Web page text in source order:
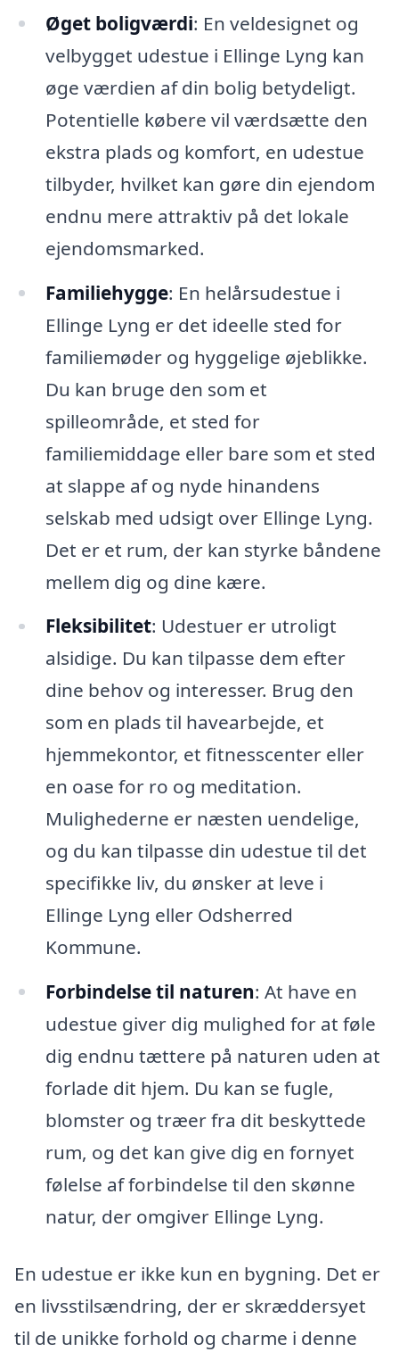
Øget boligværdi: En veldesignet og
velbygget udestue i Ellinge Lyng kan
øge værdien af din bolig betydeligt.
Potentielle købere vil værdsætte den
ekstra plads og komfort, en udestue
tilbyder, hvilket kan gøre din ejendom
endnu mere attraktiv på det lokale
ejendomsmarked.
Familiehygge: En helårsudestue i
Ellinge Lyng er det ideelle sted for
familiemøder og hyggelige øjeblikke.
Du kan bruge den som et
spilleområde, et sted for
familiemiddage eller bare som et sted
at slappe af og nyde hinandens
selskab med udsigt over Ellinge Lyng.
Det er et rum, der kan styrke båndene
mellem dig og dine kære.
Fleksibilitet: Udestuer er utroligt
alsidige. Du kan tilpasse dem efter
dine behov og interesser. Brug den
som en plads til havearbejde, et
hjemmekontor, et fitnesscenter eller
en oase for ro og meditation.
Mulighederne er næsten uendelige,
og du kan tilpasse din udestue til det
specifikke liv, du ønsker at leve i
Ellinge Lyng eller Odsherred
Kommune.
Forbindelse til naturen: At have en
udestue giver dig mulighed for at føle
dig endnu tættere på naturen uden at
forlade dit hjem. Du kan se fugle,
blomster og træer fra dit beskyttede
rum, og det kan give dig en fornyet
følelse af forbindelse til den skønne
natur, der omgiver Ellinge Lyng.
En udestue er ikke kun en bygning. Det er
en livsstilsændring, der er skræddersyet
til de unikke forhold og charme i denne